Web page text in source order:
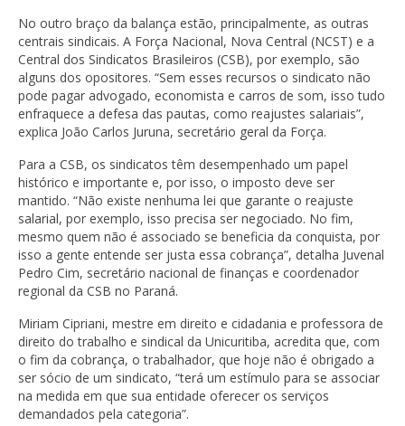
No outro braço da balança estão, principalmente, as outras
centrais sindicais. A Força Nacional, Nova Central (NCST) e a
Central dos Sindicatos Brasileiros (CSB), por exemplo, são
alguns dos opositores. “Sem esses recursos o sindicato não
pode pagar advogado, economista e carros de som, isso tudo
enfraquece a defesa das pautas, como reajustes salariais”,
explica João Carlos Juruna, secretário geral da Força.
Para a CSB, os sindicatos têm desempenhado um papel
histórico e importante e, por isso, o imposto deve ser
mantido. “Não existe nenhuma lei que garante o reajuste
salarial, por exemplo, isso precisa ser negociado. No fim,
mesmo quem não é associado se beneficia da conquista, por
isso a gente entende ser justa essa cobrança”, detalha Juvenal
Pedro Cim, secretário nacional de finanças e coordenador
regional da CSB no Paraná.
Miriam Cipriani, mestre em direito e cidadania e professora de
direito do trabalho e sindical da Unicuritiba, acredita que, com
o fim da cobrança, o trabalhador, que hoje não é obrigado a
ser sócio de um sindicato, “terá um estímulo para se associar
na medida em que sua entidade oferecer os serviços
demandados pela categoria”.